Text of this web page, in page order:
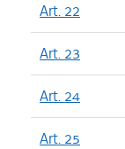
Art. 22
Art. 23
Art. 24
Art. 25